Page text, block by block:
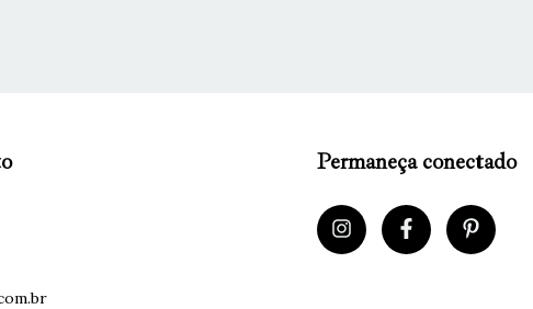
Permaneça conectado